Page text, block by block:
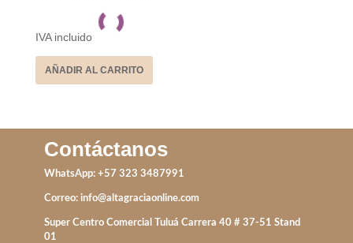
IVA incluido
AÑADIR AL CARRITO
Contáctanos
WhatsApp: +57 323 3487991
Correo: info@altagraciaonline.com
Super Centro Comercial Tuluá Carrera 40 # 37-51 Stand
01